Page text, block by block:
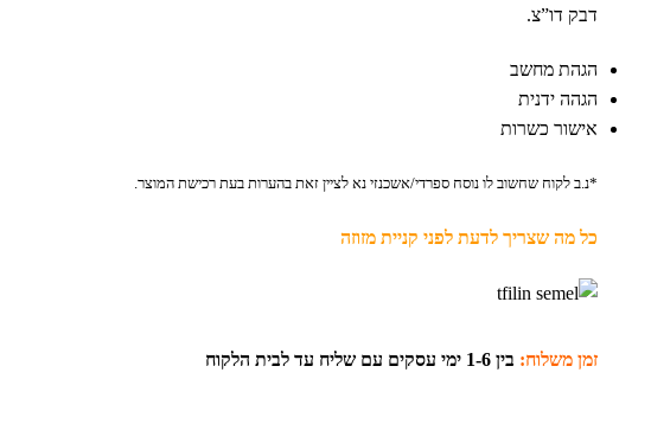
דבק דו”צ.
הגהת מחשב
הגהה ידנית
אישור כשרות
*נ.ב לקוח שחשוב לו נוסח ספרדי/אשכנזי נא לציין זאת בהערות בעת רכישת המוצר.
כל מה שצריך לדעת לפני קניית מזוזה
זמן משלוח: בין 1-6 ימי עסקים עם שליח עד לבית הלקוח